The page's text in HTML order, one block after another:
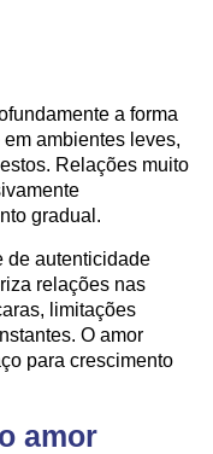
a forma
ambientes leves,
Relações muito
gradual.
de autenticidade
relações nas
limitações
O amor
para crescimento
amor